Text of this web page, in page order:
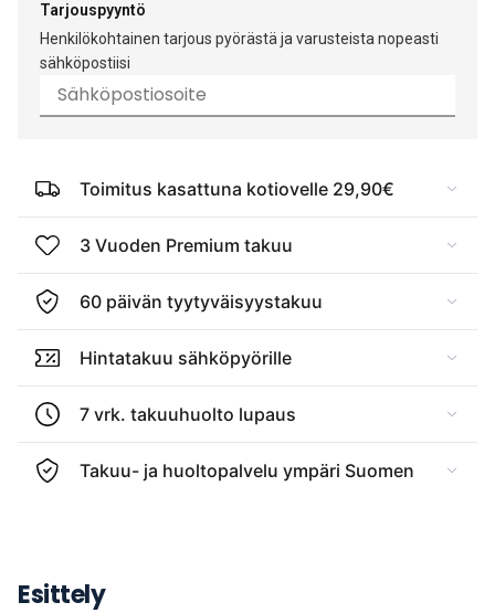
Tarjouspyyntö
Henkilökohtainen tarjous pyörästä ja varusteista nopeasti
sähköpostiisi
Toimitus kasattuna kotiovelle 29,90€
3 Vuoden Premium takuu
60 päivän tyytyväisyystakuu
Hintatakuu sähköpyörille
7 vrk. takuuhuolto lupaus
Takuu- ja huoltopalvelu ympäri Suomen
Esittely